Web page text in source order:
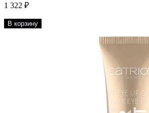
1 322 ₽
В корзину